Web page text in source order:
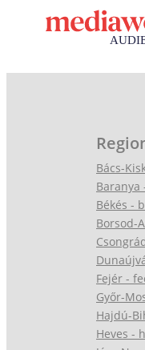
Bács-
Baranya
Békés -
Borsod-
Fejér -
Győr-
Hajdú-
Heves -